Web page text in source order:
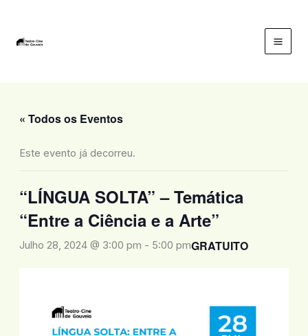
content
Main
« Todos os Eventos
Este evento já decorreu.
“LÍNGUA SOLTA” – Temática
“Entre a Ciência e a Arte”
Julho 28, 2024 @ 3:00 pm - 5:00 pmGRATUITO